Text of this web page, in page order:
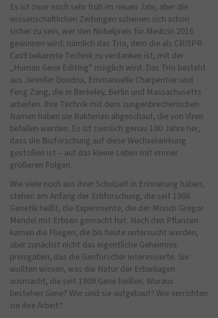
Es ist zwar noch sehr früh im neuen Jahr, aber die
wissenschaftlichen Zeitungen scheinen sich schon
sicher zu sein, wer den Nobelpreis für Medizin 2016
gewinnen wird: nämlich das Trio, dem die als CRISPR-
Cas9 bekannte Technik zu verdanken ist, mit der
„Human Gene Editing“ möglich wird. Das Trio besteht
aus Jennifer Doudna, Emmanuelle Charpentier und
Feng Zang, die in Berkeley, Berlin und Massachusetts
arbeiten. Ihre Technik mit dem zungenbrecherischen
Namen haben sie Bakterien abgeschaut, die von Viren
befallen werden. Es ist ziemlich genau 100 Jahre her,
dass die Bioforschung auf diese Wechselwirkung
gestoßen ist – auf das kleine Leben mit immer
größeren Folgen.
Wie viele noch aus ihrer Schulzeit in Erinnerung haben,
stehen am Anfang der Erbforschung, die seit 1906
Genetik heißt, die Experimente, die der Mönch Gregor
Mendel mit Erbsen gemacht hat. Nach den Pflanzen
kamen die Fliegen, die bis heute untersucht werden,
aber zunächst nicht das eigentliche Geheimnis
preisgaben, das die Genforscher interessierte. Sie
wollten wissen, was die Natur der Erbanlagen
ausmacht, die seit 1909 Gene heißen. Woraus
bestehen Gene? Wie sind sie aufgebaut? Wie verrichten
sie ihre Arbeit?